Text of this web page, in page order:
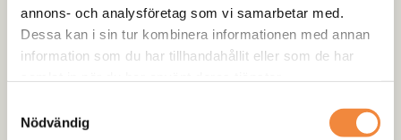
annons- och analysföretag som vi samarbetar med.
Dessa kan i sin tur kombinera informationen med annan
information som du har tillhandahållit eller som de har
Nödvändig
Beskrivning
Specifikation